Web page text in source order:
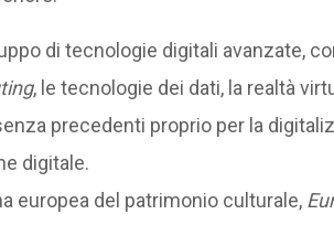
di tecnologie digitali avanzate,
, le tecnologie dei dati, la realtà
precedenti proprio per la
digitale.
europea del patrimonio culturale,